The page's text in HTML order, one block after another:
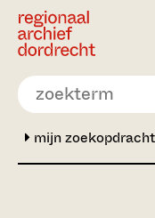
Ga direct naar de
mijn